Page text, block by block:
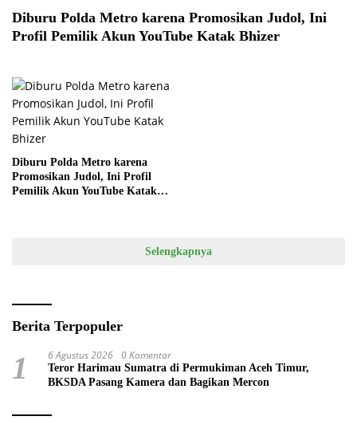
Diburu Polda Metro karena Promosikan Judol, Ini
Profil Pemilik Akun YouTube Katak Bhizer
Diburu Polda Metro karena
Promosikan Judol, Ini Profil
Pemilik Akun YouTube Katak
Selengkapnya
Berita Terpopuler
1 6 Agustus 2026 0 Komentar
Teror Harimau Sumatra di Permukiman Aceh Timur,
BKSDA Pasang Kamera dan Bagikan Mercon